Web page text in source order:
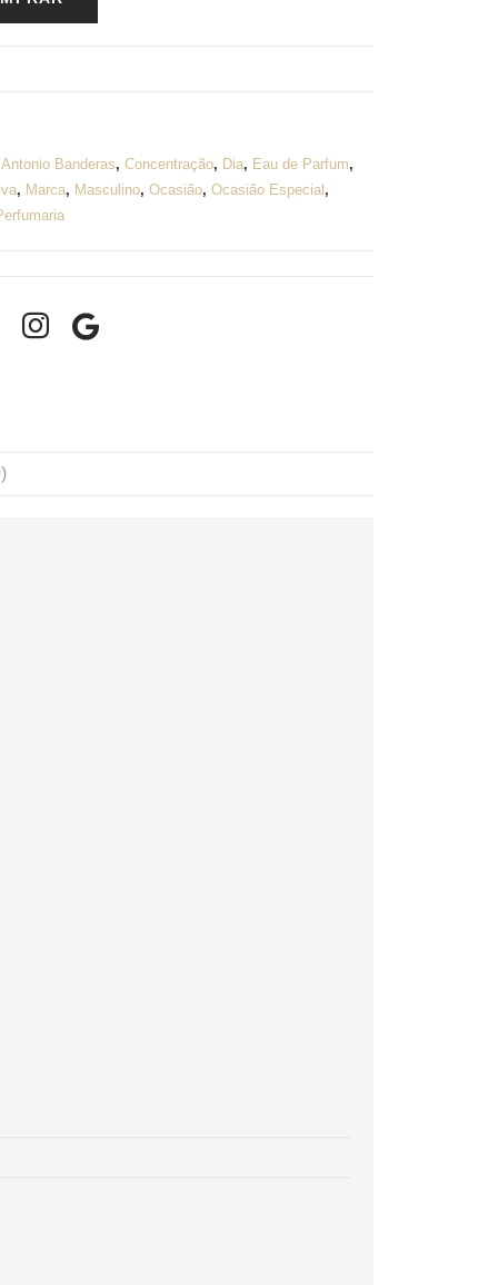
Antonio Banderas, Concentração, Dia, Eau de Parfum,
, Marca, Masculino, Ocasião, Ocasião Especial ,